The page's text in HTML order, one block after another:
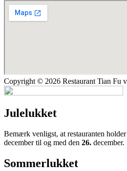
Copyright © 2026 Restaurant Tian Fu
Julelukket
Bemærk venligst, at restauranten holder
december til og med den 26. december.
Sommerlukket